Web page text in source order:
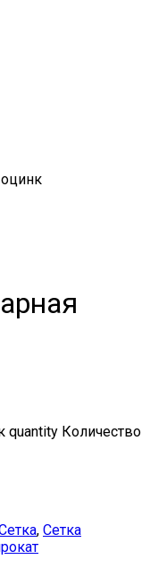
оцинк
quantity Количество
, Сетка